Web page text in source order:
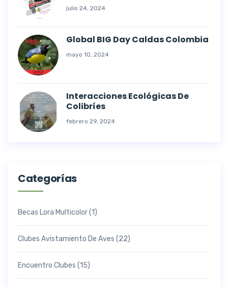
julio 24, 2024
Global BIG Day Caldas Colombia
mayo 10, 2024
Interacciones Ecológicas De
Colibríes
febrero 29, 2024
Categorías
Becas Lora Multicolor(1)
Clubes Avistamiento De Aves (22)
Encuentro Clubes (15)